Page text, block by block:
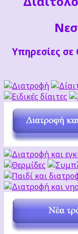
Υπηρεσίες σε